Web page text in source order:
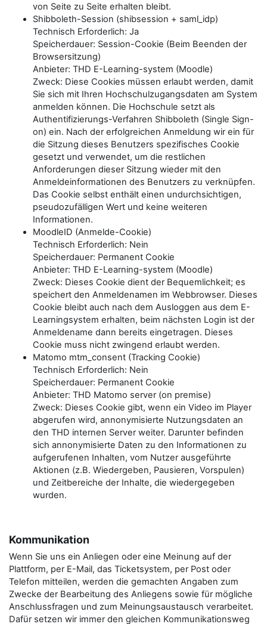
von Seite zu Seite erhalten bleibt.
Shibboleth-Session (shibsession + saml_idp)
Technisch Erforderlich: Ja
Speicherdauer: Session-Cookie (Beim Beenden der
Browsersitzung)
Anbieter: THD E-Learning-system (Moodle)
Zweck: Diese Cookies müssen erlaubt werden, damit
Sie sich mit Ihren Hochschulzugangsdaten am System
anmelden können. Die Hochschule setzt als
Authentifizierungs-Verfahren Shibboleth (Single Sign-
on) ein. Nach der erfolgreichen Anmeldung wir ein für
die Sitzung dieses Benutzers spezifisches Cookie
gesetzt und verwendet, um die restlichen
Anforderungen dieser Sitzung wieder mit den
Anmeldeinformationen des Benutzers zu verknüpfen.
Das Cookie selbst enthält einen undurchsichtigen,
pseudozufälligen Wert und keine weiteren
Informationen.
MoodleID (Anmelde-Cookie)
Technisch Erforderlich: Nein
Speicherdauer: Permanent Cookie
Anbieter: THD E-Learning-system (Moodle)
Zweck: Dieses Cookie dient der Bequemlichkeit; es
speichert den Anmeldenamen im Webbrowser. Dieses
Cookie bleibt auch nach dem Ausloggen aus dem E-
Learningsystem erhalten, beim nächsten Login ist der
Anmeldename dann bereits eingetragen. Dieses
Cookie muss nicht zwingend erlaubt werden.
Matomo mtm_consent (Tracking Cookie)
Technisch Erforderlich: Nein
Speicherdauer: Permanent Cookie
Anbieter: THD Matomo server (on premise)
Zweck: Dieses Cookie gibt, wenn ein Video im Player
abgerufen wird, annonymisierte Nutzungsdaten an
den THD internen Server weiter. Darunter befinden
sich annonymisierte Daten zu den Informationen zu
aufgerufenen Inhalten, vom Nutzer ausgeführte
Aktionen (z.B. Wiedergeben, Pausieren, Vorspulen)
und Zeitbereiche der Inhalte, die wiedergegeben
wurden.
Kommunikation
Wenn Sie uns ein Anliegen oder eine Meinung auf der
Plattform, per E-Mail, das Ticketsystem, per Post oder
Telefon mitteilen, werden die gemachten Angaben zum
Zwecke der Bearbeitung des Anliegens sowie für mögliche
Anschlussfragen und zum Meinungsaustausch verarbeitet.
Dafür setzen wir immer den gleichen Kommunikationsweg